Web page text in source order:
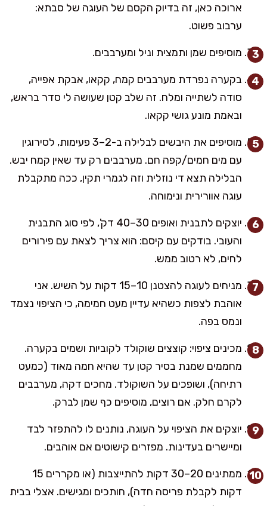
ארוכה כאן, זה בדיוק הקסם של העוגה של סבתא:
ערבוב פשוט.
מוסיפים שמן ותמצית וניל ומערבבים.
בקערה נפרדת מערבבים קמח, קקאו, אבקת אפייה,
סודה לשתייה ומלח. זה שלב קטן שעושה לי סדר בראש,
ובאמת מונע גושי קקאו.
מוסיפים את היבשים לבלילה ב-2–3 פעימות, לסירוגין
עם מים חמים/קפה חם. מערבבים רק עד שאין קמח יבש.
הבלילה תצא די נוזלית וזה לגמרי תקין, ככה מתקבלת
עוגה אוורירית ונימוחה.
יוצקים לתבנית ואופים 30–40 דק', לפי סוג התבנית
והעובי. בודקים עם קיסם: הוא צריך לצאת עם פירורים
לחים, לא רטוב ממש.
מניחים לעוגה להצטנן 10–15 דקות על השיש. אני
אוהבת לצפות כשהיא עדיין מעט חמימה, כי הציפוי נצמד
ונמס בפה.
מכינים ציפוי: קוצצים שוקולד לקוביות ושמים בקערה.
מחממים שמנת בסיר קטן עד שהיא חמה מאוד (כמעט
רתיחה), ושופכים על השוקולד. מחכים דקה, מערבבים
לקרם חלק. אם רוצים, מוסיפים כף שמן לברק.
יוצקים את הציפוי על העוגה, נותנים לו להתפזר לבד
ומיישרים בעדינות. מפזרים קישוטים אם אוהבים.
ממתינים 20–30 דקות להתייצבות (או מקררים 15
דקות לקבלת פריסה חדה), חותכים ומגישים. אצלי בבית